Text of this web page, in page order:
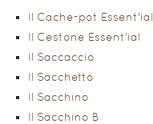
Il Cache-pot Essent'ial
Il Cestone Essent'ial
Il Saccaccio
Il Sacchetto
Il Sacchino
Il Sacchino B